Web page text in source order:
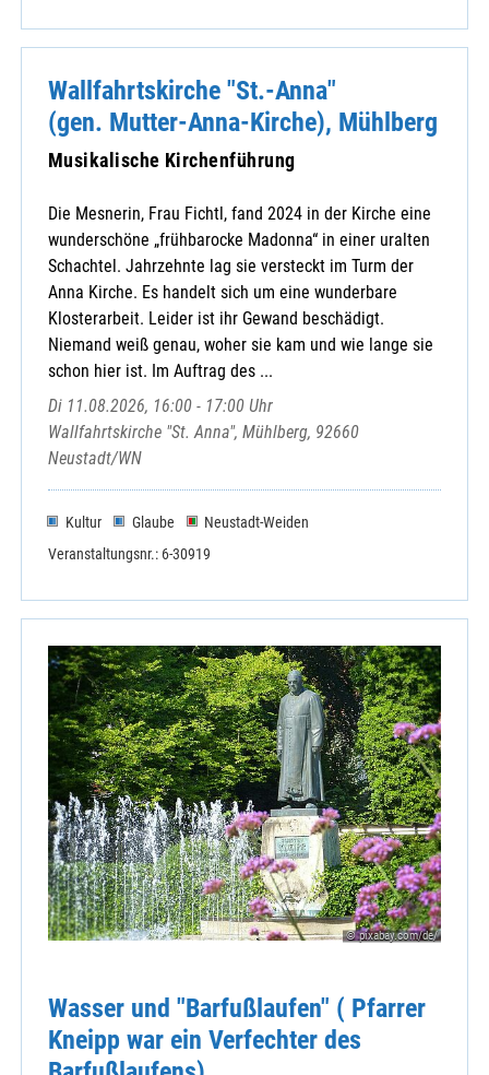
Wallfahrtskirche "St.-Anna"
(gen. Mutter-Anna-Kirche), Mühlberg
Musikalische Kirchenführung
Die Mesnerin, Frau Fichtl, fand 2024 in der Kirche eine
wunderschöne „frühbarocke Madonna“ in einer uralten
Schachtel. Jahrzehnte lag sie versteckt im Turm der
Anna Kirche. Es handelt sich um eine wunderbare
Klosterarbeit. Leider ist ihr Gewand beschädigt.
Niemand weiß genau, woher sie kam und wie lange sie
schon hier ist. Im Auftrag des ...
Di 11.08.2026, 16:00 - 17:00 Uhr
Wallfahrtskirche "St. Anna", Mühlberg, 92660
Neustadt/WN
Kultur Glaube
Neustadt-Weiden
Veranstaltungsnr.: 6-30919
© pixabay.com/de/
Wasser und "Barfußlaufen" ( Pfarrer
Kneipp war ein Verfechter des